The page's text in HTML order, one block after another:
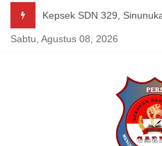
content
Tetap Berkarya dan
Kepsek SDN 329,
Sabtu, Agustus 08, 2026